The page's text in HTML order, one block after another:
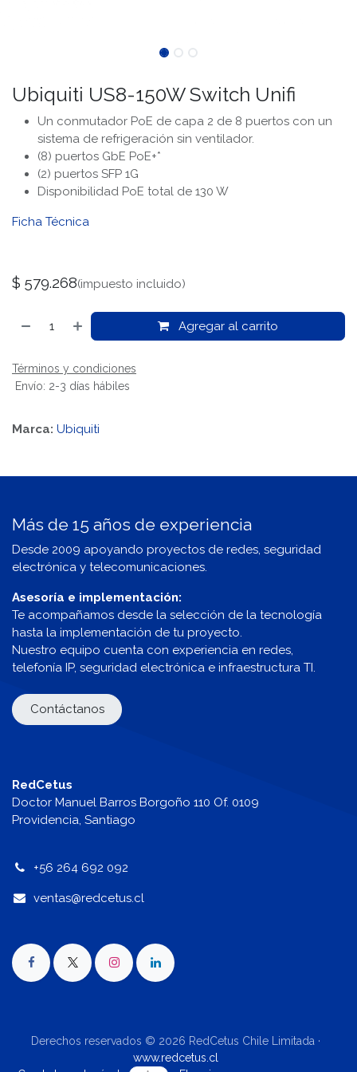
Ubiquiti US8-150W Switch Unifi
Un conmutador PoE de capa 2 de 8 puertos con un
sistema de refrigeración sin ventilador.
(8) puertos GbE PoE+*
(2) puertos SFP 1G
Disponibilidad PoE total de 130 W
Ficha Técnica
$ 579.268(impuesto incluido)
Agregar al carrito
Términos y condiciones
Envío: 2-3 días hábiles
Marca: Ubiquiti
Más de 15 años de experiencia
Desde 2009 apoyando proyectos de redes, seguridad
electrónica y telecomunicaciones.
Asesoría e implementación:
Te acompañamos desde la selección de la tecnología
hasta la implementación de tu proyecto.
Nuestro equipo cuenta con experiencia en redes,
telefonía IP, seguridad electrónica e infraestructura TI.
Contáctanos
RedCetus
Doctor Manuel Barros Borgoño 110 Of. 0109
Providencia, Santiago
+56 264 692 092
ventas@redcetus.cl
Derechos reservados © 2026 RedCetus Chile Limitada ·
www.redcetus.cl